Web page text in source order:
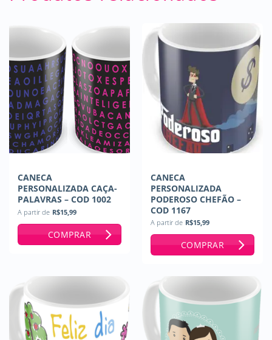
CANECA
PERSONALIZADA CAÇA-
PALAVRAS – COD 1002
A partir de R$15,99
COMPRAR
CANECA
PERSONALIZADA
PODEROSO CHEFÃO –
COD 1167
A partir de R$15,99
COMPRAR